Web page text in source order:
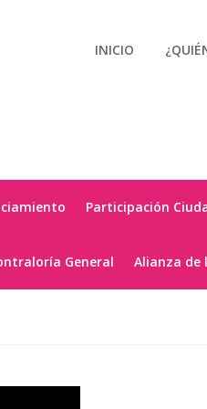
INICIO
Participación
General Alianza de